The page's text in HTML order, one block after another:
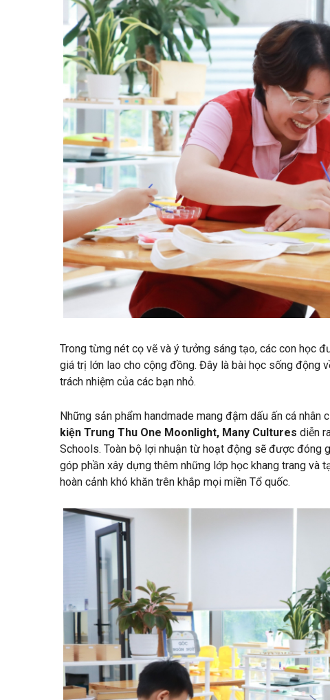
Trong từng nét cọ vẽ và ý tưởng sáng tạo, các con học
giá trị lớn lao cho cộng đồng. Đây là bài học sống động
trách nhiệm của các bạn nhỏ.
Những sản phẩm handmade mang đậm dấu ấn cá nhân
kiện Trung Thu One Moonlight, Many Cultures diễn
Schools. Toàn bộ lợi nhuận từ hoạt động sẽ được đóng
góp phần xây dựng thêm những lớp học khang trang và
hoàn cảnh khó khăn trên khắp mọi miền Tổ quốc.